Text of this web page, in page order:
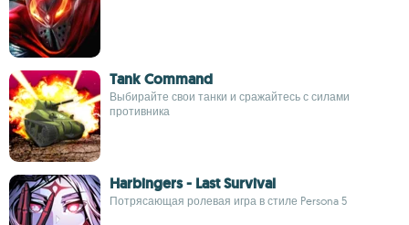
Tank Command
Выбирайте свои танки и сражайтесь с силами
противника
Harbingers - Last Survival
Потрясающая ролевая игра в стиле Persona 5